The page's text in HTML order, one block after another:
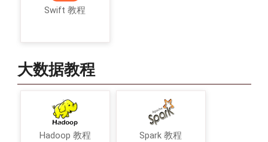
Swift 教程
大数据教程
Hadoop 教程 Spark 教程